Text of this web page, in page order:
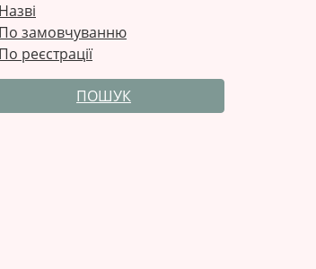
Назві
По замовчуванню
По реєстрації
ПОШУК